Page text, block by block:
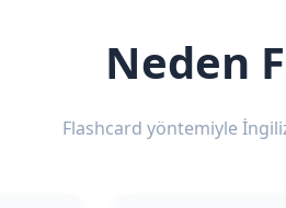
Neden
Flashcard yöntemiyle